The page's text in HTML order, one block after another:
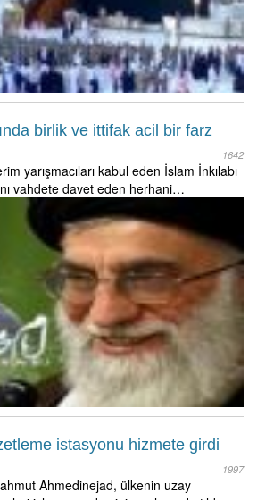
birlik ve ittifak acil bir farz
1642
yarışmacıları kabul eden İslam İnkılabı
vahdete davet eden herhani…
istasyonu hizmete girdi
1997
Ahmedinejad, ülkenin uzay